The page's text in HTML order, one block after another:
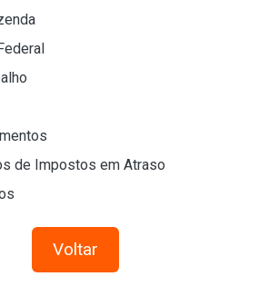
de Impostos em Atraso
Voltar